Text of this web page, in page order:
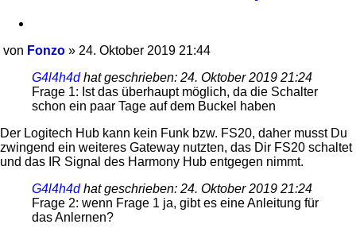
von Fonzo » 24. Oktober 2019 21:44
G4l4h4dhat geschrieben: 24. Oktober 2019 21:24
Frage 1: Ist das überhaupt möglich, da die Schalter
schon ein paar Tage auf dem Buckel haben
Der Logitech Hub kann kein Funk bzw. FS20, daher musst Du
zwingend ein weiteres Gateway nutzten, das Dir FS20 schaltet
und das IR Signal des Harmony Hub entgegen nimmt.
G4l4h4dhat geschrieben: 24. Oktober 2019 21:24
Frage 2: wenn Frage 1 ja, gibt es eine Anleitung für
das Anlernen?